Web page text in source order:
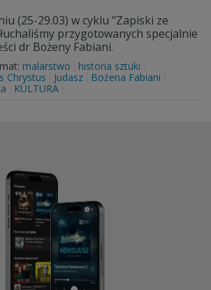
(25-29.03) w cyklu "Zapiski ze
przygotowanych specjalnie
dr Bożeny Fabiani.
malarstwo
historia sztuki
Chrystus Judasz
Bożena Fabiani
KULTURA